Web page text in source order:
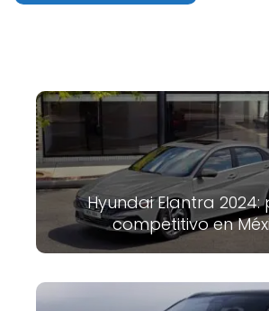
Hyundai Elantra 2024:
competitivo en